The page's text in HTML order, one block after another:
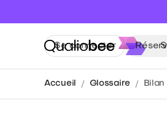
Se connecter
Accueil Glossaire